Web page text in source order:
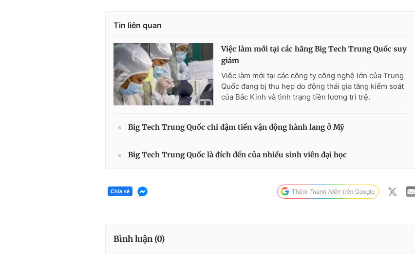
Tin liên quan
Việc làm mới tại các hãng Big Tech Trung Quốc suy
giảm
Việc làm mới tại các công ty công nghệ lớn của Trung
Quốc đang bị thu hẹp do động thái gia tăng kiểm soát
của Bắc Kinh và tình trạng tiền lương trì trệ.
Big Tech Trung Quốc chi đậm tiền vận động hành lang ở Mỹ
Big Tech Trung Quốc là đích đến của nhiều sinh viên đại học
Chia sẻ
Bình luận (0)